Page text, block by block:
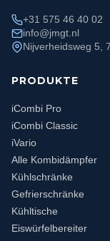
+31 575 46 40 02
info@jmgt.nl
Nijverheidsweg 5,
PRODUKTE
iCombi Pro
iCombi Classic
iVario
Alle Kombidämpfer
Kühlschränke
Gefrierschränke
Kühltische
Eiswürfelbereiter